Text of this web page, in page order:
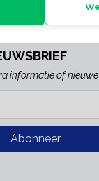
informatie of
Abonneer